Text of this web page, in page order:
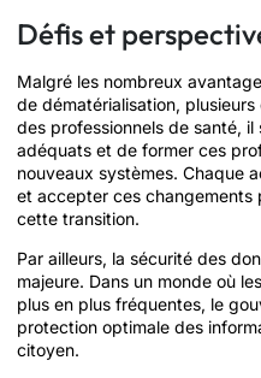
Défis et
Malgré les nombreux
de dématérialisation,
des professionnels de santé,
adéquats et de former ces
nouveaux systèmes. Chaque
et accepter ces changements
cette transition.
Par ailleurs, la sécurité des
majeure. Dans un monde où
plus en plus fréquentes, le
protection optimale des
citoyen.